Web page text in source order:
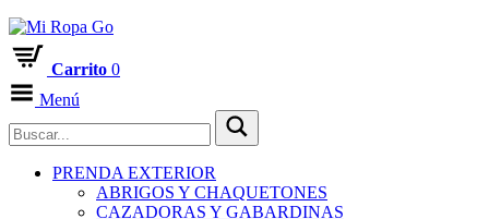
Carrito 0
Menú
PRENDA EXTERIOR
ABRIGOS Y CHAQUETONES
CAZADORAS Y GABARDINAS